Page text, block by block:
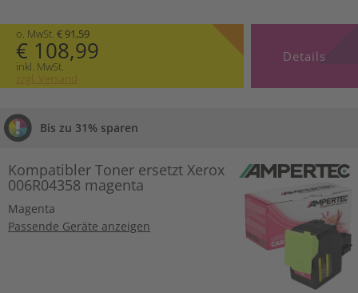
o. MwSt. € 91,59
€ 108,99
inkl. MwSt.
zzgl. Versand
Details
Bis zu 31% sparen
Kompatibler Toner ersetzt Xerox
006R04358 magenta
Magenta
Passende Geräte anzeigen